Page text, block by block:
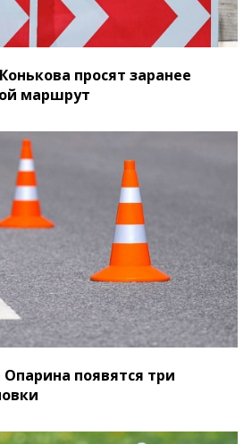
просят заранее
маршрут
появятся три